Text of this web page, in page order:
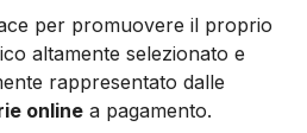
per promuovere il proprio
altamente selezionato e
rappresentato dalle
online a pagamento.